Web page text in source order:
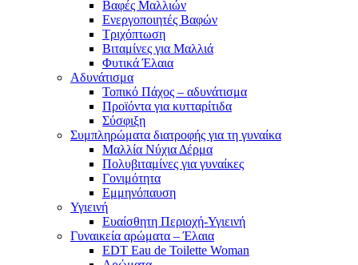
Βαφές Μαλλιών
Ενεργοποιητές Βαφών
Τριχόπτωση
Βιταμίνες για Μαλλιά
Φυτικά Έλαια
Αδυνάτισμα
Τοπικό Πάχος – αδυνάτισμα
Προϊόντα για κυτταρίτιδα
Σύσφιξη
Συμπληρώματα διατροφής για τη γυναίκα
Μαλλία Νύχια Δέρμα
Πολυβιταμίνες για γυναίκες
Γονιμότητα
Εμμηνόπαυση
Υγιεινή
Ευαίσθητη Περιοχή-Υγιεινή
Γυναικεία αρώματα – Έλαια
EDT Eau de Toilette Woman